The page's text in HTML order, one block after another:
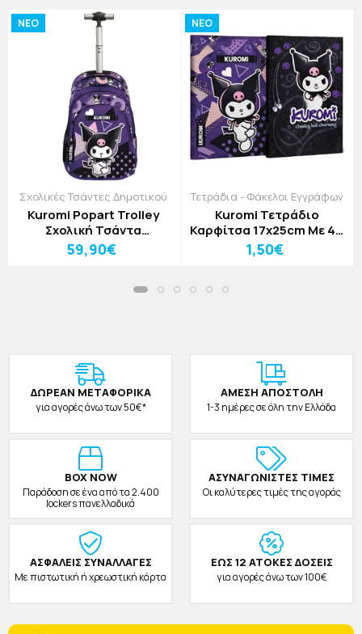
NEO
Σχολικές Τσάντες Δημοτικού
Kuromi Popart Trolley
Σχολική Τσάντα
Δημοτικού 30x14x44cm
59,90€
NEO
Τετράδια - Φάκελοι Εγγράφων
Kuromi Τετράδιο
Καρφίτσα 17x25cm Με 40
Φύλλα Μαύρο
1,50€
ΔΩΡΕAΝ ΜΕΤΑΦΟΡΙΚΑ
για αγορές άνω των 50€*
ΑΜΕΣΗ ΑΠΟΣΤΟΛΗ
1-3 ημέρες σε όλη την Ελλάδα
BOX NOW
Παράδοση σε ένα από τα 2.400
lockers πανελλαδικά
ΑΣΥΝΑΓΩΝΙΣΤΕΣ ΤΙΜΕΣ
Οι καλύτερες τιμές της αγοράς
ΑΣΦΑΛΕΙΣ ΣΥΝΑΛΛΑΓΕΣ
Με πιστωτική ή χρεωστική κάρτα
ΕΩΣ 12 ΑΤΟΚΕΣ ΔΟΣΕΙΣ
για αγορές άνω των 100€